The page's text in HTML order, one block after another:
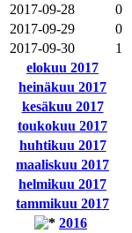
2017-09-28
0
2017-09-29
0
2017-09-30
1
elokuu 2017
heinäkuu 2017
kesäkuu 2017
toukokuu 2017
huhtikuu 2017
maaliskuu 2017
helmikuu 2017
tammikuu 2017
2016